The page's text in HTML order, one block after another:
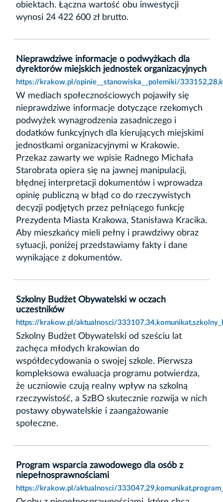
obiektach. Łączna wartość obu inwestycji
wynosi 24 422 600 zł brutto.
Nieprawdziwe informacje o podwyżkach dla
dyrektorów miejskich jednostek organizacyjnych
https://krakow.pl/opinie__stanowiska__polemiki/
W mediach społecznościowych pojawiły się
nieprawdziwe informacje dotyczące rzekomych
podwyżek wynagrodzenia zasadniczego i
dodatków funkcyjnych dla kierujących miejskimi
jednostkami organizacyjnymi w Krakowie.
Przekaz zawarty we wpisie Radnego Michała
Starobrata opiera się na jawnej manipulacji,
błędnej interpretacji dokumentów i wprowadza
opinię publiczną w błąd co do rzeczywistych
decyzji podjętych przez pełniącego funkcję
Prezydenta Miasta Krakowa, Stanisława Kracika.
Aby mieszkańcy mieli pełny i prawdziwy obraz
sytuacji, poniżej przedstawiamy fakty i dane
wynikające z dokumentów.
Szkolny Budżet Obywatelski w oczach
uczestników
https://krakow.pl/aktualnosci/
Szkolny Budżet Obywatelski od sześciu lat
zachęca młodych krakowian do
współdecydowania o swojej szkole. Pierwsza
kompleksowa ewaluacja programu potwierdza,
że uczniowie czują realny wpływ na szkolną
rzeczywistość, a SzBO skutecznie rozwija w nich
postawy obywatelskie i zaangażowanie
społeczne.
Program wsparcia zawodowego dla osób z
niepełnosprawnościami
https://krakow.pl/aktualnosci/